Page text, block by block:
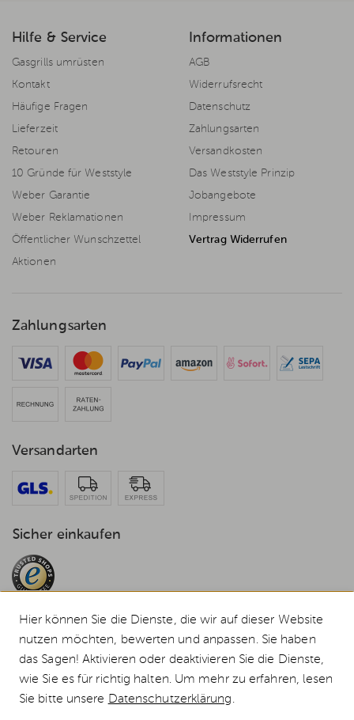
Hilfe & Service
Gasgrills umrüsten
Kontakt
Häufige Fragen
Lieferzeit
Retouren
10 Gründe für Weststyle
Weber Garantie
Weber Reklamationen
Öffentlicher Wunschzettel
Aktionen
Informationen
AGB
Widerrufsrecht
Datenschutz
Zahlungsarten
Versandkosten
Das Weststyle Prinzip
Jobangebote
Impressum
Vertrag Widerrufen
Zahlungsarten
Versandarten
Sicher einkaufen
© 2026 Weststyle GmbH · Europas grosser Weber Spezialist
Alle Preise inkl. MwSt., inkl. Verpackungskosten und zzgl.
Durchgestrichene Preise entsprechen dem bisherigen Preis bei Weststyle.
Hier können Sie die Dienste, die wir auf dieser Website
nutzen möchten, bewerten und anpassen. Sie haben
das Sagen! Aktivieren oder deaktivieren Sie die Dienste,
wie Sie es für richtig halten. Um mehr zu erfahren, lesen
Sie bitte unsere Datenschutzerklärung.